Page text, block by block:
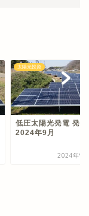
太陽光投資
低圧太陽光発電 発電
2024年9月
2024年9